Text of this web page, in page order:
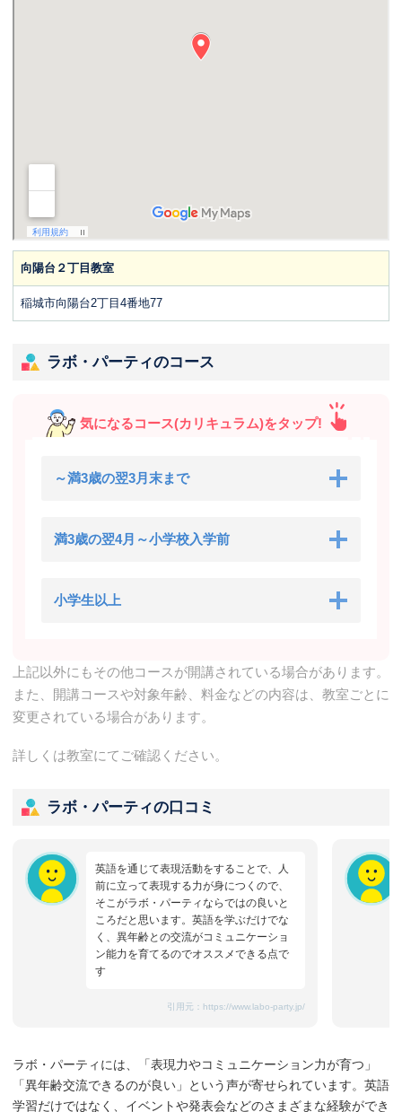
向陽台２丁目教室
稲城市向陽台2丁目4番地77
ラボ・パーティのコース
気になるコース(カリキュラム)をタップ!
～満3歳の翌3月末まで
満3歳の翌4月～小学校入学前
小学生以上
上記以外にもその他コースが開講されている場合があります。
また、開講コースや対象年齢、料金などの内容は、教室ごとに
変更されている場合があります。
詳しくは教室にてご確認ください。
ラボ・パーティの口コミ
英語を通じて表現活動をすることで、人
前に立って表現する力が身につくので、
そこがラボ・パーティならではの良いと
ころだと思います。英語を学ぶだけでな
く、異年齢との交流がコミュニケーショ
ン能力を育てるのでオススメできる点で
す
引用元： https://www.labo-party.jp/
ラボ・パーティには、「表現力やコミュニケーション力が育つ」
「異年齢交流できるのが良い」という声が寄せられています。英語
学習だけではなく、イベントや発表会などのさまざまな経験ができ